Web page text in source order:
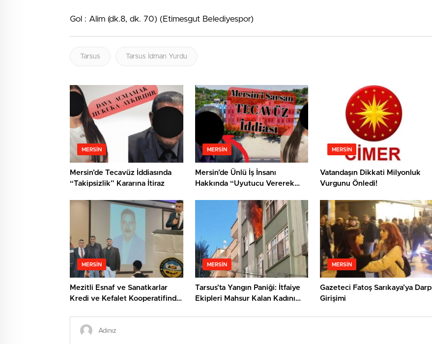
Gol : Alim (dk.8, dk. 70) (Etimesgut Belediyespor)
Tarsus Tarsus İdman Yurdu
MERSIN
Mersin’de Tecavüz İddiasında
“Takipsizlik” Kararına İtiraz
MERSIN
Mersin’de Ünlü İş İnsanı
Hakkında “Uyutucu Vererek
MERSIN
Vatandaşın Dikkati Milyonluk
Vurgunu Önledi!
MERSIN
Mezitli Esnaf ve Sanatkarlar
Kredi ve Kefalet Kooperatifinde
MERSIN
Tarsus’ta Yangın Paniği: İtfaiye
Ekipleri Mahsur Kalan Kadını
MERSIN
Gazeteci Fatoş Sarıkaya’ya Darp
Girişimi